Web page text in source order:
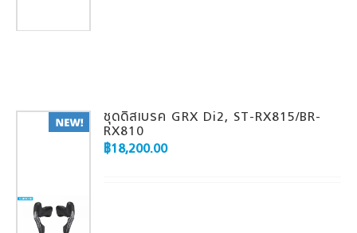
ชุดดิสเบรค GRX Di2, ST-RX815/BR-
RX810
฿18,200.00